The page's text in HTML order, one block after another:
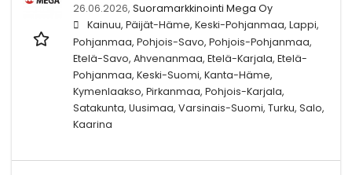
26.06.2026, Suoramarkkinointi Mega Oy
Kainuu, Päijät-Häme, Keski-Pohjanmaa, Lappi,
Pohjanmaa, Pohjois-Savo, Pohjois-Pohjanmaa,
Etelä-Savo, Ahvenanmaa, Etelä-Karjala, Etelä-
Pohjanmaa, Keski-Suomi, Kanta-Häme,
Kymenlaakso, Pirkanmaa, Pohjois-Karjala,
Satakunta, Uusimaa, Varsinais-Suomi, Turku, Salo,
Kaarina